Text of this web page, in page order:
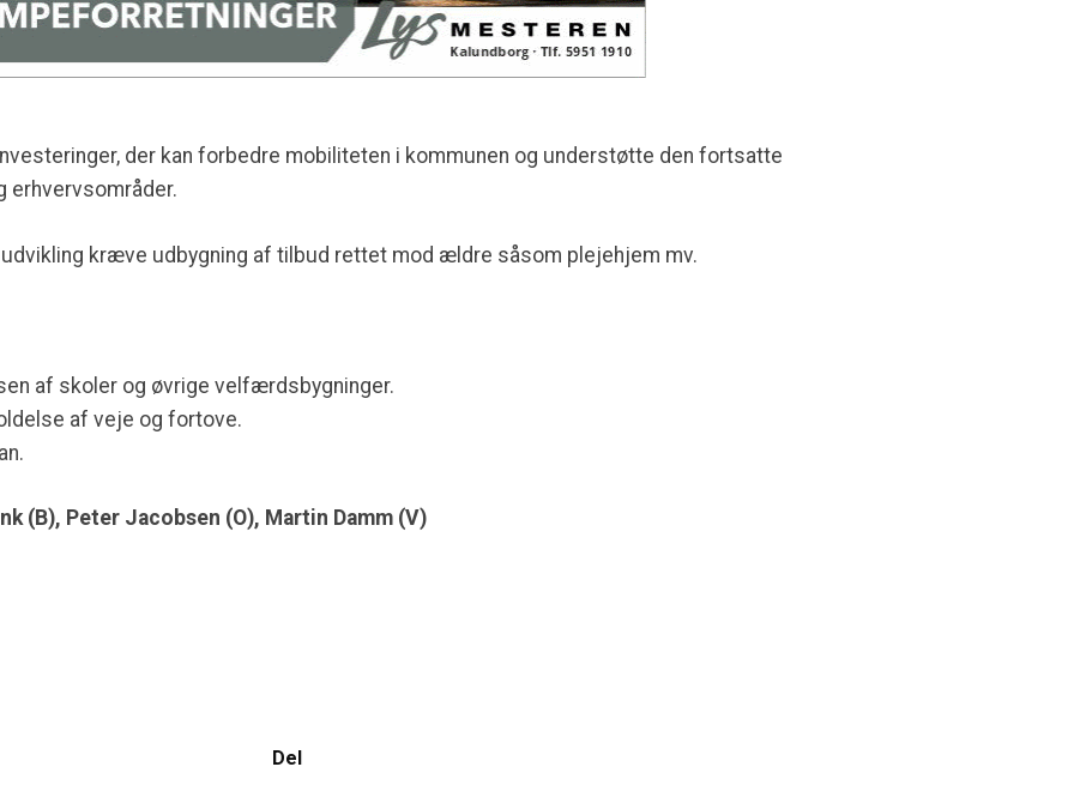
der kan forbedre mobiliteten i kommunen og understøtte den fortsatte
erhvervsområder.
kræve udbygning af tilbud rettet mod ældre såsom plejehjem mv.
af skoler og øvrige velfærdsbygninger.
af veje og fortove.
(B), Peter Jacobsen (O), Martin Damm (V)
Del